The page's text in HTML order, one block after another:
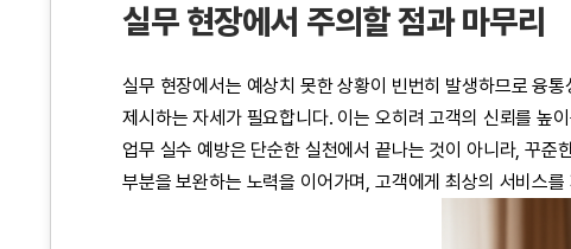
실무 현장에서 주의할 점과 마무리
실무 현장에서는 예상치 못한 상황이 빈번히 발생하므로 융
제시하는 자세가 필요합니다. 이는 오히려 고객의 신뢰를 높
업무 실수 예방은 단순한 실천에서 끝나는 것이 아니라, 꾸
부분을 보완하는 노력을 이어가며, 고객에게 최상의 서비스